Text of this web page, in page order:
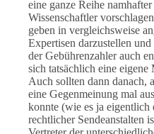
eine ganze Reihe
Wissenschaftler
geben in vergleichsweise
Expertisen darzustellen
der Gebührenzahler auch
sich tatsächlich eine
Auch sollten dann danach,
eine Gegenmeinung mal
konnte (wie es ja
rechtlicher Sendeanstalten